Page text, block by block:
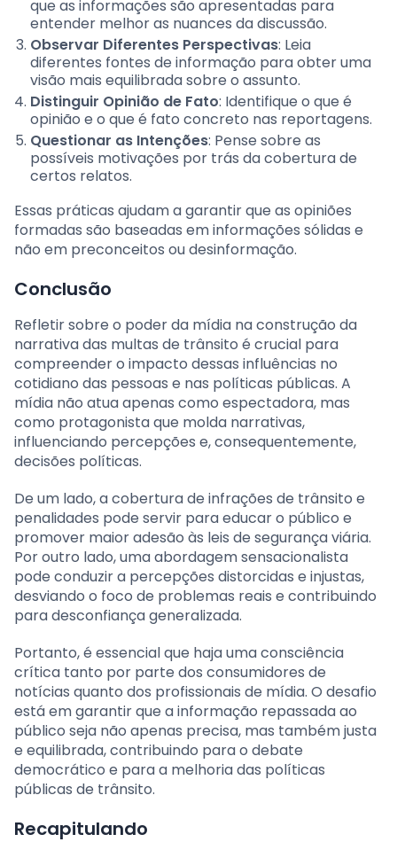
que as informações são apresentadas para
entender melhor as nuances da discussão.
Observar Diferentes Perspectivas: Leia
diferentes fontes de informação para obter uma
visão mais equilibrada sobre o assunto.
Distinguir Opinião de Fato: Identifique o que é
opinião e o que é fato concreto nas reportagens.
Questionar as Intenções: Pense sobre as
possíveis motivações por trás da cobertura de
certos relatos.
Essas práticas ajudam a garantir que as opiniões
formadas são baseadas em informações sólidas e
não em preconceitos ou desinformação.
Conclusão
Refletir sobre o poder da mídia na construção da
narrativa das multas de trânsito é crucial para
compreender o impacto dessas influências no
cotidiano das pessoas e nas políticas públicas. A
mídia não atua apenas como espectadora, mas
como protagonista que molda narrativas,
influenciando percepções e, consequentemente,
decisões políticas.
De um lado, a cobertura de infrações de trânsito e
penalidades pode servir para educar o público e
promover maior adesão às leis de segurança viária.
Por outro lado, uma abordagem sensacionalista
pode conduzir a percepções distorcidas e injustas,
desviando o foco de problemas reais e contribuindo
para desconfiança generalizada.
Portanto, é essencial que haja uma consciência
crítica tanto por parte dos consumidores de
notícias quanto dos profissionais de mídia. O desafio
está em garantir que a informação repassada ao
público seja não apenas precisa, mas também justa
e equilibrada, contribuindo para o debate
democrático e para a melhoria das políticas
públicas de trânsito.
Recapitulando